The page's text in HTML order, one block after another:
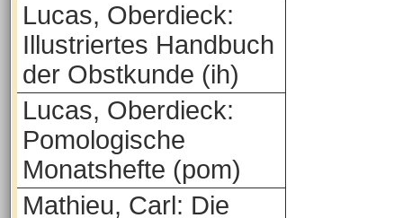
Lucas, Oberdieck:
Illustriertes Handbuch
der Obstkunde (ih)
Lucas, Oberdieck:
Pomologische
Monatshefte (pom)
Mathieu, Carl: Die